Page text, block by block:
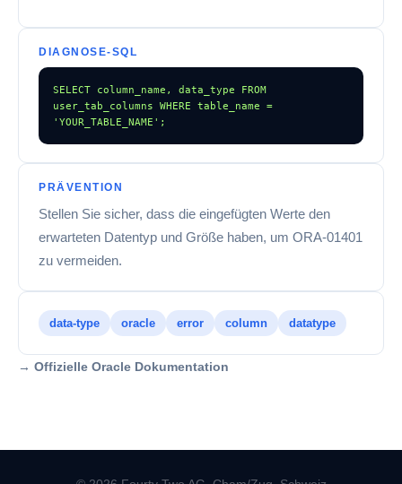
DIAGNOSE-SQL
SELECT column_name, data_type FROM
user_tab_columns WHERE table_name =
'YOUR_TABLE_NAME';
PRÄVENTION
Stellen Sie sicher, dass die eingefügten Werte den
erwarteten Datentyp und Größe haben, um ORA-01401
zu vermeiden.
data-type oracle error column datatype
→ Offizielle Oracle Dokumentation